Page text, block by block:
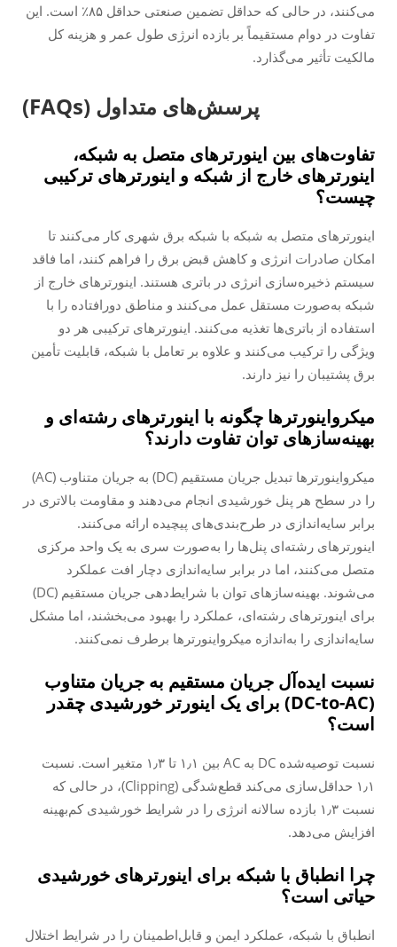
می‌کنند، در حالی که حداقل تضمین صنعتی حداقل ۸۵٪ است. این
تفاوت در دوام مستقیماً بر بازده انرژی طول عمر و هزینه کل
مالکیت تأثیر می‌گذارد.
پرسش‌های متداول (FAQs)
تفاوت‌های بین اینورترهای متصل به شبکه،
اینورترهای خارج از شبکه و اینورترهای ترکیبی
چیست؟
اینورترهای متصل به شبکه با شبکه برق شهری کار می‌کنند تا
امکان صادرات انرژی و کاهش قبض برق را فراهم کنند، اما فاقد
سیستم ذخیره‌سازی انرژی در باتری هستند. اینورترهای خارج از
شبکه به‌صورت مستقل عمل می‌کنند و مناطق دورافتاده را با
استفاده از باتری‌ها تغذیه می‌کنند. اینورترهای ترکیبی هر دو
ویژگی را ترکیب می‌کنند و علاوه بر تعامل با شبکه، قابلیت تأمین
برق پشتیبان را نیز دارند.
میکرواینورترها چگونه با اینورترهای رشته‌ای و
بهینه‌سازهای توان تفاوت دارند؟
میکرواینورترها تبدیل جریان مستقیم (DC) به جریان متناوب (AC)
را در سطح هر پنل خورشیدی انجام می‌دهند و مقاومت بالاتری در
برابر سایه‌اندازی در طرح‌بندی‌های پیچیده ارائه می‌کنند.
اینورترهای رشته‌ای پنل‌ها را به‌صورت سری به یک واحد مرکزی
متصل می‌کنند، اما در برابر سایه‌اندازی دچار افت عملکرد
می‌شوند. بهینه‌سازهای توان با شرایط‌دهی جریان مستقیم (DC)
برای اینورترهای رشته‌ای، عملکرد را بهبود می‌بخشند، اما مشکل
سایه‌اندازی را به‌اندازه میکرواینورترها برطرف نمی‌کنند.
نسبت ایده‌آل جریان مستقیم به جریان متناوب
(DC-to-AC) برای یک اینورتر خورشیدی چقدر
است؟
نسبت توصیه‌شده DC به AC بین ۱٫۱ تا ۱٫۳ متغیر است. نسبت
۱٫۱ حداقل‌سازی می‌کند قطع‌شدگی (Clipping)، در حالی که
نسبت ۱٫۳ بازده سالانه انرژی را در شرایط خورشیدی کم‌بهینه
افزایش می‌دهد.
چرا انطباق با شبکه برای اینورترهای خورشیدی
حیاتی است؟
انطباق با شبکه، عملکرد ایمن و قابل‌اطمینان را در شرایط اختلال